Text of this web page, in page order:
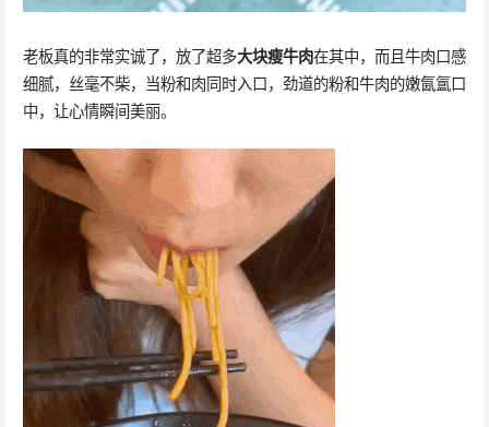
老板真的非常实诚了，放了超多大块瘦牛肉在其中，而且牛肉口感
细腻，丝毫不柴，当粉和肉同时入口，劲道的粉和牛肉的嫩氤氲口
中，让心情瞬间美丽。